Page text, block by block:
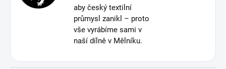
aby český textilní
průmysl zanikl – proto
vše vyrábíme sami v
naší dílně v Mělníku.